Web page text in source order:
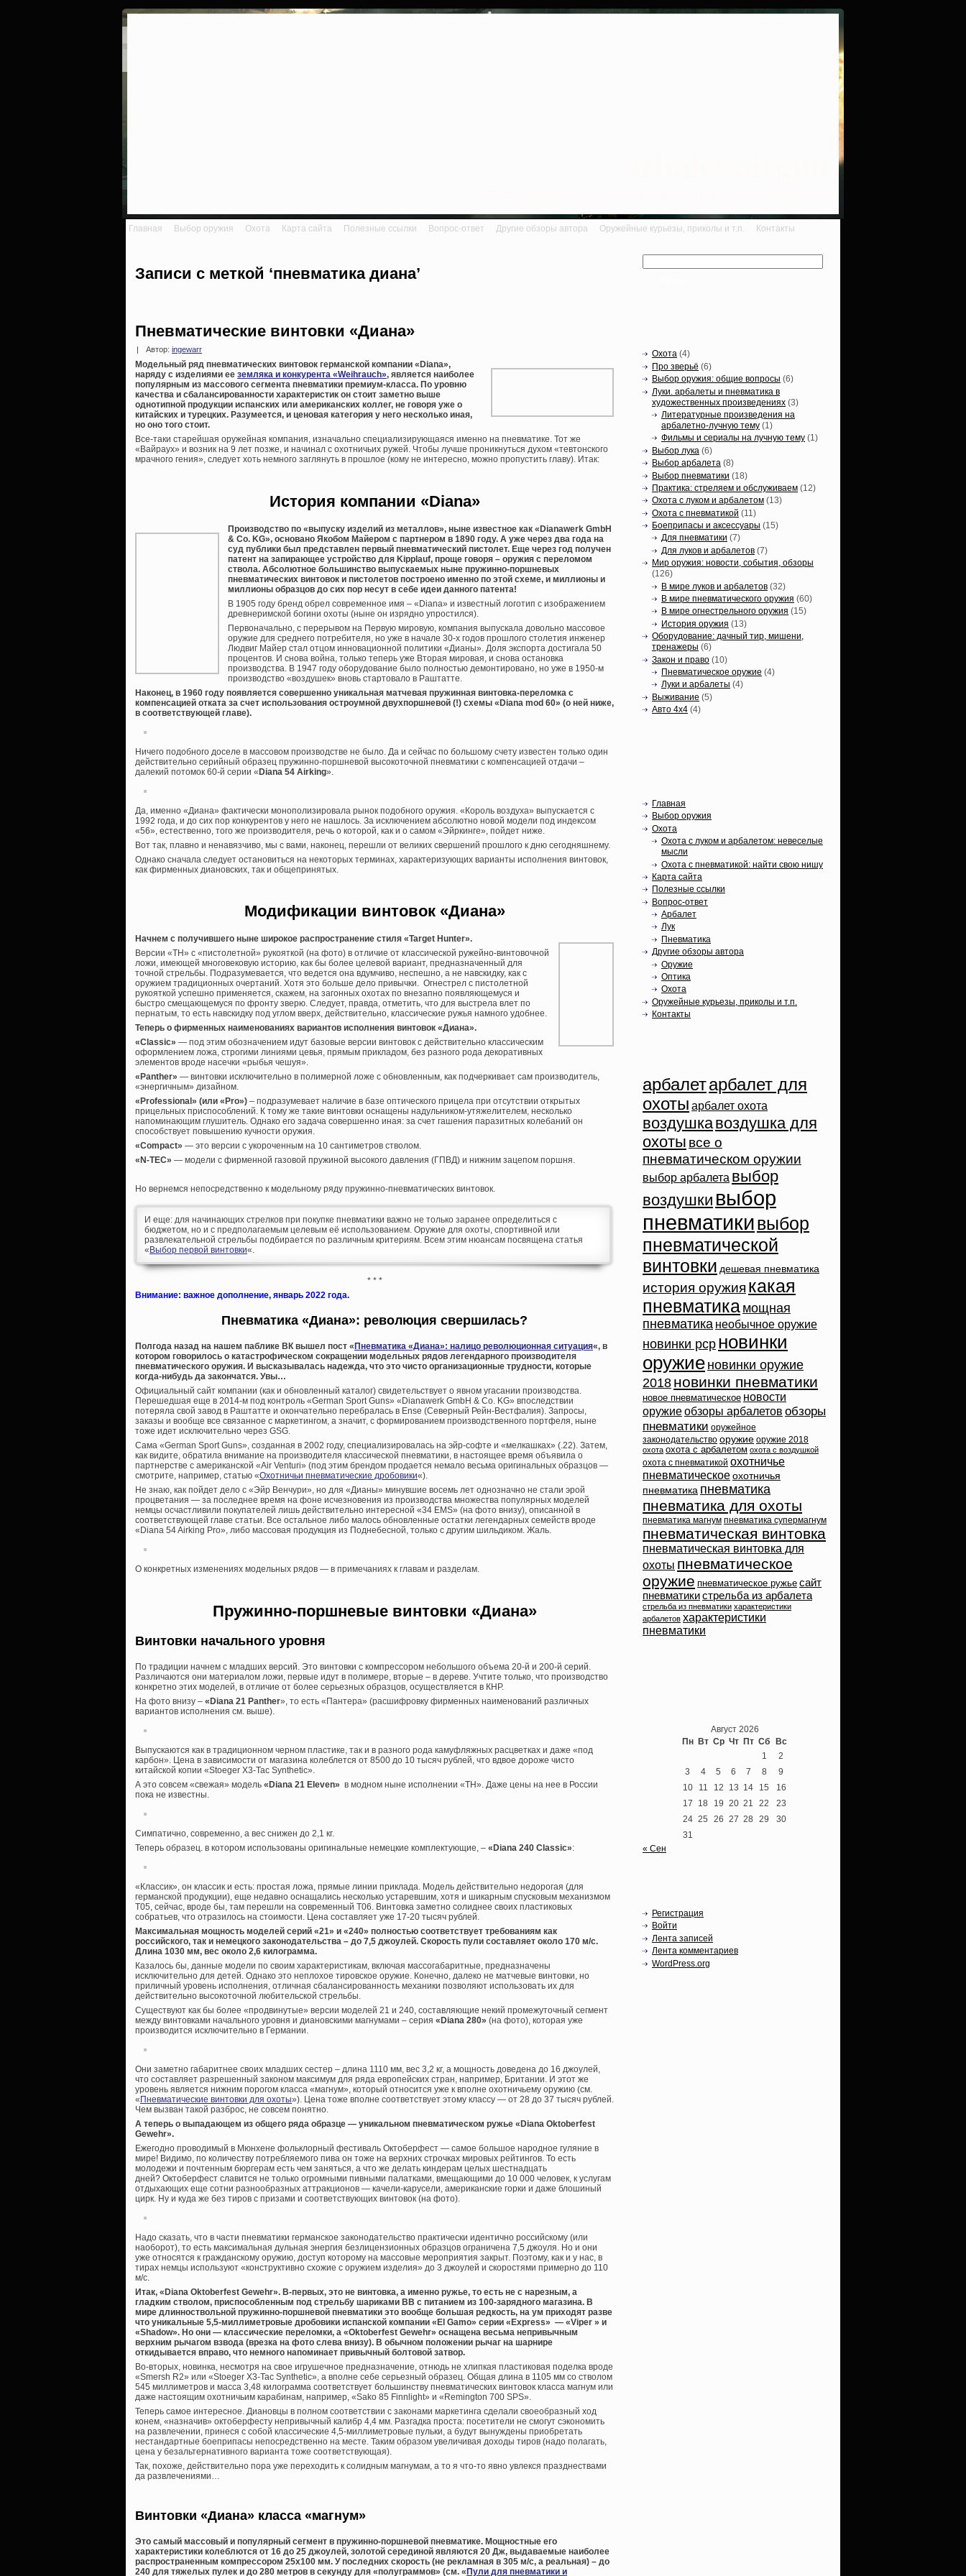
Главная Выбор оружия Охота Карта сайта Полезные ссылки Вопрос-ответ Другие обзоры автора Оружейные курьезы, приколы и т.п. Контакты
Записи с меткой ‘пневматика диана’
Пневматические винтовки «Диана»
Автор: ingewarr
Модельный ряд пневматических винтовок германской компании «Diana»,
наряду с изделиями ее земляка и конкурента «Weihrauch», является наиболее
популярным из массового сегмента пневматики премиум-класса. По уровню
качества и сбалансированности характеристик он стоит заметно выше
однотипной продукции испанских или американских коллег, не говоря уже о
китайских и турецких. Разумеется, и ценовая категория у него несколько иная,
но оно того стоит.
Все-таки старейшая оружейная компания, изначально специализирующаяся именно на пневматике. Тот же
«Вайраух» и возник на 9 лет позже, и начинал с охотничьих ружей. Чтобы лучше проникнуться духом «тевтонского
мрачного гения», следует хоть немного заглянуть в прошлое (кому не интересно, можно пропустить главу). Итак:
История компании «Diana»
Производство по «выпуску изделий из металлов», ныне известное как «Dianawerk GmbH
& Co. KG», основано Якобом Майером с партнером в 1890 году. А уже через два года на
суд публики был представлен первый пневматический пистолет. Еще через год получен
патент на запирающее устройство для Kipplauf, проще говоря – оружия с переломом
ствола. Абсолютное большинство выпускаемых ныне пружинно-поршневых
пневматических винтовок и пистолетов построено именно по этой схеме, и миллионы и
миллионы образцов до сих пор несут в себе идеи данного патента!
В 1905 году бренд обрел современное имя – «Diana» и известный логотип с изображением
древнеримской богини охоты (ныне он изрядно упростился).
Первоначально, с перерывом на Первую мировую, компания выпускала довольно массовое
оружие для среднего потребителя, но уже в начале 30-х годов прошлого столетия инженер
Людвиг Майер стал отцом инновационной политики «Дианы». Доля экспорта достигала 50
процентов. И снова война, только теперь уже Вторая мировая, и снова остановка
производства. В 1947 году оборудование было полностью демонтировано, но уже в 1950-м
производство «воздушек» вновь стартовало в Раштатте.
Наконец, в 1960 году появляется совершенно уникальная матчевая пружинная винтовка-переломка с
компенсацией отката за счет использования остроумной двухпоршневой (!) схемы «Diana mod 60» (о ней ниже,
в соответствующей главе).
Ничего подобного доселе в массовом производстве не было. Да и сейчас по большому счету известен только один
действительно серийный образец пружинно-поршневой высокоточной пневматики с компенсацией отдачи –
далекий потомок 60-й серии «Diana 54 Airking».
Да, именно «Диана» фактически монополизировала рынок подобного оружия. «Король воздуха» выпускается с
1992 года, и до сих пор конкурентов у него не нашлось. За исключением абсолютно новой модели под индексом
«56», естественно, того же производителя, речь о которой, как и о самом «Эйркинге», пойдет ниже.
Вот так, плавно и ненавязчиво, мы с вами, наконец, перешли от великих свершений прошлого к дню сегодняшнему.
Однако сначала следует остановиться на некоторых терминах, характеризующих варианты исполнения винтовок,
как фирменных диановских, так и общепринятых.
Модификации винтовок «Диана»
Начнем с получившего ныне широкое распространение стиля «Target Hunter».
Версии «ТН» с «пистолетной» рукояткой (на фото) в отличие от классической ружейно-винтовочной
ложи, имеющей многовековую историю, как бы более целевой вариант, предназначенный для
точной стрельбы. Подразумевается, что ведется она вдумчиво, неспешно, а не навскидку, как с
оружием традиционных очертаний. Хотя это больше дело привычки. Огнестрел с пистолетной
рукояткой успешно применяется, скажем, на загонных охотах по внезапно появляющемуся и
быстро смещающемуся по фронту зверю. Следует, правда, отметить, что для выстрела влет по
пернатым, то есть навскидку под углом вверх, действительно, классические ружья намного удобнее.
Теперь о фирменных наименованиях вариантов исполнения винтовок «Диана».
«Classic» — под этим обозначением идут базовые версии винтовок с действительно классическим
оформлением ложа, строгими линиями цевья, прямым прикладом, без разного рода декоративных
элементов вроде насечки «рыбья чешуя».
«Panther» — винтовки исключительно в полимерной ложе с обновленным, как подчеркивает сам производитель,
«энергичным» дизайном.
«Professional» (или «Pro») – подразумевает наличие в базе оптического прицела при отсутствии открытых
прицельных приспособлений. К тому же такие винтовки оснащены надульником-утяжелителем, несколько
напоминающим глушитель. Однако его задача совершенно иная: за счет гашения паразитных колебаний он
способствует повышению кучности оружия.
«Compact» — это версии с укороченным на 10 сантиметров стволом.
«N-TEC» — модели с фирменной газовой пружиной высокого давления (ГПВД) и нижним зацепом поршня.
Но вернемся непосредственно к модельному ряду пружинно-пневматических винтовок.
И еще: для начинающих стрелков при покупке пневматики важно не только заранее определиться с
бюджетом, но и с предполагаемым целевым её использованием. Оружие для охоты, спортивной или
развлекательной стрельбы подбирается по различным критериям. Всем этим нюансам посвящена статья
« Выбор первой винтовки«.
* * *
Внимание: важное дополнение, январь 2022 года.
Пневматика «Диана»: революция свершилась?
Полгода назад на нашем паблике ВК вышел пост « Пневматика «Диана»: налицо революционная ситуация«, в
котором говорилось о катастрофическом сокращении модельных рядов легендарного производителя
пневматического оружия. И высказывалась надежда, что это чисто организационные трудности, которые
когда-нибудь да закончатся. Увы…
Официальный сайт компании (как и обновленный каталог) свидетельствует о явном угасании производства.
Перешедшая еще в 2014-м под контроль «German Sport Guns» «Dianawerk GmbH & Co. KG» впоследствии
потеряла свой завод в Раштатте и окончательно перебралась в Ense (Северный Рейн-Вестфалия). Запросы,
заказы и вообще все связанное с маркетингом, а значит, с формированием производственного портфеля, ныне
тоже идет исключительно через GSG.
Сама «German Sport Guns», созданная в 2002 году, специализировалась на эйр-софте и «мелкашках» (.22). Затем,
как видите, обратила внимание на производителя классической пневматики, в настоящее время объявила о
партнерстве с американской «Air Venturi» (под этим брендом продается немало весьма оригинальных образцов —
смотрите, например, статью «Охотничьи пневматические дробовики«).
Не знаю, как пойдет дело с «Эйр Венчури», но для «Дианы» минувшие восемь лет однозначно не стали эрой
процветания — за последнее время на фоне исчезновения из производства множества популярных моделей
немцы осчастливили покупателей лишь действительно интересной «34 EMS» (на фото внизу), описанной в
соответствующей главе статьи. Все остальное либо малось обновленные остатки легендарных семейств вроде
«Diana 54 Airking Pro», либо массовая продукция из Поднебесной, только с другим шильдиком. Жаль.
О конкретных изменениях модельных рядов — в примечаниях к главам и разделам.
Пружинно-поршневые винтовки «Диана»
Винтовки начального уровня
По традиции начнем с младших версий. Это винтовки с компрессором небольшого объема 20-й и 200-й серий.
Различаются они материалом ложи, первые идут в полимере, вторые – в дереве. Учтите только, что производство
конкретно этих моделей, в отличие от более серьезных образцов, осуществляется в КНР.
На фото внизу – «Diana 21 Panther», то есть «Пантера» (расшифровку фирменных наименований различных
вариантов исполнения см. выше).
Выпускаются как в традиционном черном пластике, так и в разного рода камуфляжных расцветках и даже «под
карбон». Цена в зависимости от магазина колеблется от 8500 до 10 тысяч рублей, что вдвое дороже чисто
китайской копии «Stoeger X3-Tac Synthetic».
А это совсем «свежая» модель «Diana 21 Eleven» в модном ныне исполнении «ТН». Даже цены на нее в России
пока не известны.
Симпатично, современно, а вес снижен до 2,1 кг.
Теперь образец. в котором использованы оригинальные немецкие комплектующие, – «Diana 240 Classic»:
«Классик», он классик и есть: простая ложа, прямые линии приклада. Модель действительно недорогая (для
германской продукции), еще недавно оснащались несколько устаревшим, хотя и шикарным спусковым механизмом
Т05, сейчас, вроде бы, там перешли на современный Т06. Винтовка заметно солиднее своих пластиковых
собратьев, что отразилось на стоимости. Цена составляет уже 17-20 тысяч рублей.
Максимальная мощность моделей серий «21» и «240» полностью соответствует требованиям как
российского, так и немецкого законодательства – до 7,5 джоулей. Скорость пули составляет около 170 м/с.
Длина 1030 мм, вес около 2,6 килограмма.
Казалось бы, данные модели по своим характеристикам, включая массогабаритные, предназначены
исключительно для детей. Однако это неплохое тировское оружие. Конечно, далеко не матчевые винтовки, но
приличный уровень исполнения, отличная сбалансированность механики позволяют использовать их для
действительно высокоточной любительской стрельбы.
Существуют как бы более «продвинутые» версии моделей 21 и 240, составляющие некий промежуточный сегмент
между винтовками начального уровня и диановскими магнумами – серия «Diana 280» (на фото), которая уже
производится исключительно в Германии.
Они заметно габаритнее своих младших сестер – длина 1110 мм, вес 3,2 кг, а мощность доведена до 16 джоулей,
что составляет разрешенный законом максимум для ряда европейских стран, например, Британии. И этот же
уровень является нижним порогом класса «магнум», который относится уже к вполне охотничьему оружию (см.
«Пневматические винтовки для охоты»). Цена тоже вполне соответствует этому классу — от 28 до 37 тысяч рублей.
Чем вызван такой разброс, не совсем понятно.
А теперь о выпадающем из общего ряда образце — уникальном пневматическом ружье «Diana Oktoberfest
Gewehr».
Ежегодно проводимый в Мюнхене фольклорный фестиваль Октоберфест — самое большое народное гуляние в
мире! Видимо, по количеству потребляемого пива он тоже на верхних строчках мировых рейтингов. То есть
молодежи и почтенным бюргерам есть чем заняться, а что же делать киндерам целых шестнадцать
дней? Октоберфест славится не только огромными пивными палатками, вмещающими до 10 000 человек, к услугам
отдыхающих еще сотни разнообразных аттракционов — качели-карусели, американские горки и даже блошиный
цирк. Ну и куда же без тиров с призами и соответствующих винтовок (на фото).
Надо сказать, что в части пневматики германское законодательство практически идентично российскому (или
наоборот), то есть максимальная дульная энергия безлицензионных образцов ограничена 7,5 джоуля. Но и они
уже относятся к гражданскому оружию, доступ которому на массовые мероприятия закрыт. Поэтому, как и у нас, в
тирах немцы используют «конструктивно схожие с оружием изделия» до 3 джоулей и скоростями примерно до 110
м/с.
Итак, «Diana Oktoberfest Gewehr». В-первых, это не винтовка, а именно ружье, то есть не с нарезным, а
гладким стволом, приспособленным под стрельбу шариками ВВ с питанием из 100-зарядного магазина. В
мире длинноствольной пружинно-поршневой пневматики это вообще большая редкость, на ум приходят разве
что уникальные 5,5-миллиметровые дробовики испанской компании «El Gamo» серии «Express» — «Viper » и
«Shadow». Но они — классические переломки, а «Oktoberfest Gewehr» оснащена весьма непривычным
верхним рычагом взвода (врезка на фото слева внизу). В обычном положении рычаг на шарнире
откидывается вправо, что немного напоминает привычный болтовой затвор.
Во-вторых, новинка, несмотря на свое игрушечное предназначение, отнюдь не хлипкая пластиковая поделка вроде
«Smersh R2» или «Stoeger X3-Tac Synthetic», а вполне себе серьезный образец. Общая длина в 1105 мм со стволом
545 миллиметров и масса 3,48 килограмма соответствует большинству пневматических винтовок класса магнум или
даже настоящим охотничьим карабинам, например, «Sako 85 Finnlight» и «Remington 700 SPS».
Теперь самое интересное. Диановцы в полном соответствии с законами маркетинга сделали своеобразный ход
конем, «назначив» октоберфесту непривычный калибр 4,4 мм. Разгадка проста: посетители не смогут сэкономить
на развлечении, принеся с собой классические 4,5-миллиметровые пульки, а будут вынуждены приобретать
нестандартные боеприпасы непосредственно на месте. Таким образом увеличивая доходы тиров (надо полагать,
цена у безальтернативного варианта тоже соответствующая).
Так, похоже, действительно пора уже переходить к солидным магнумам, а то я что-то явно увлекся празднествами
да развлечениями…
Винтовки «Диана» класса «магнум»
Это самый массовый и популярный сегмент в пружинно-поршневой пневматике. Мощностные его
характеристики колеблются от 16 до 25 джоулей, золотой серединой являются 20 Дж, выдаваемые наиболее
распространенным компрессором 25х100 мм. У последних скорость (не рекламная в 305 м/с, а реальная) – до
240 для тяжелых пулек и до 280 метров в секунду для «полуграммов» (см. «Пули для пневматики и
Охота (4)
Про зверьё (6)
Выбор оружия: общие вопросы (6)
Луки. арбалеты и пневматика в
художественных произведениях (3)
Литературные произведения на
арбалетно-лучную тему (1)
Фильмы и сериалы на лучную тему (1)
Выбор лука (6)
Выбор арбалета (8)
Выбор пневматики (18)
Практика: стреляем и обслуживаем (12)
Охота с луком и арбалетом (13)
Охота с пневматикой (11)
Боеприпасы и аксессуары (15)
Для пневматики (7)
Для луков и арбалетов (7)
Мир оружия: новости, события, обзоры
(126)
В мире луков и арбалетов (32)
В мире пневматического оружия (60)
В мире огнестрельного оружия (15)
История оружия (13)
Оборудование: дачный тир, мишени,
тренажеры (6)
Закон и право (10)
Пневматическое оружие (4)
Луки и арбалеты (4)
Выживание (5)
Авто 4х4 (4)
Главная
Выбор оружия
Охота
Охота с луком и арбалетом: невеселые
мысли
Охота с пневматикой: найти свою нишу
Карта сайта
Полезные ссылки
Вопрос-ответ
Арбалет
Лук
Пневматика
Другие обзоры автора
Оружие
Оптика
Охота
Оружейные курьезы, приколы и т.п.
Контакты
арбалетарбалет для
охоты арбалет охота
воздушкавоздушка для
охоты все о
пневматическом оружии
выбор арбалета выбор
воздушки выбор
пневматикивыбор
пневматической
винтовки дешевая пневматика
история оружия какая
пневматика мощная
пневматика необычное оружие
новинки pcp новинки
оружие новинки оружие
2018 новинки пневматики
новое пневматическое новости
оружиеобзоры арбалетов обзоры
пневматики оружейное
законодательство оружие оружие 2018
охота охота с арбалетом охота с воздушкой
охота с пневматикой охотничье
пневматическое охотничья
пневматика пневматика
пневматика для охоты
пневматика магнум пневматика супермагнум
пневматическая винтовка
пневматическая винтовка для
охоты пневматическое
оружие пневматическое ружье сайт
пневматикистрельба из арбалета
стрельба из пневматики характеристики
арбалетов характеристики
пневматики
Август 2026
Пн Вт Ср Чт Пт Сб Вс
1
2
3
4 5 6 7 8
9
10
11 12 13 14 15
16
17
18 19 20 21 22
23
24 25 26 27 28 29
30
31
« Сен
Регистрация
Войти
Лента записей
Лента комментариев
WordPress.org